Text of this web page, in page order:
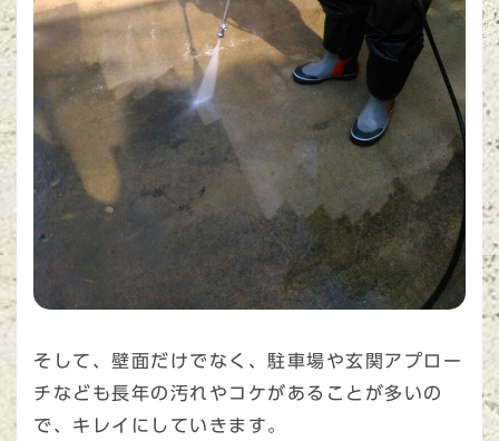
そして、壁面だけでなく、駐車場や玄関アプロー
チなども長年の汚れやコケがあることが多いの
で、キレイにしていきます。